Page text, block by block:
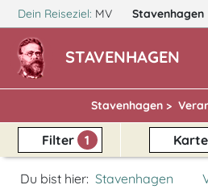
Dein Reiseziel: MV Stavenhagen
STAVENHAGEN
Stavenhagen >
Filter 1 Karte
Du bist hier: Stavenhagen